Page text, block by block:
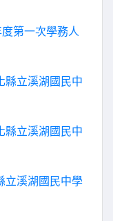
第一次學務人
縣立溪湖國民中
縣立溪湖國民中
立溪湖國民中學